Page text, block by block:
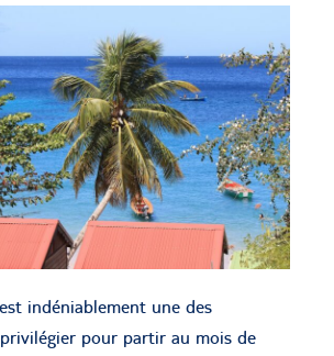
indéniablement une des
pour partir au mois de